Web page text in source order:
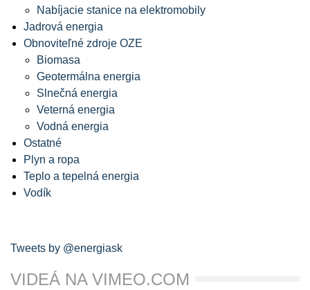
Nabíjacie stanice na elektromobily
Jadrová energia
Obnoviteľné zdroje OZE
Biomasa
Geotermálna energia
Slnečná energia
Veterná energia
Vodná energia
Ostatné
Plyn a ropa
Teplo a tepelná energia
Vodík
Tweets by @energiask
VIDEÁ NA VIMEO.COM